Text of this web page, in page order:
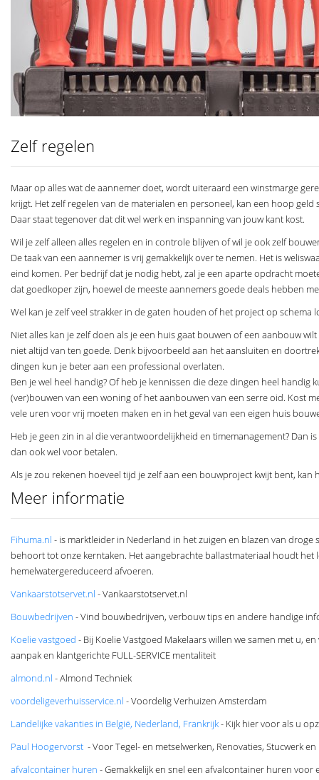
Zelf regelen
Maar op alles wat de aannemer doet, wordt uiteraard een winstmarge
krijgt. Het zelf regelen van de materialen en personeel, kan een hoop geld
Daar staat tegenover dat dit wel werk en inspanning van jouw kant kost.
Wil je zelf alleen alles regelen en in controle blijven of wil je ook zelf
De taak van een aannemer is vrij gemakkelijk over te nemen. Het is
eind komen. Per bedrijf dat je nodig hebt, zal je een aparte opdracht
dat goedkoper zijn, hoewel de meeste aannemers goede deals hebben
Wel kan je zelf veel strakker in de gaten houden of het project op schema
Niet alles kan je zelf doen als je een huis gaat bouwen of een aanbouw
niet altijd van ten goede. Denk bijvoorbeeld aan het aansluiten en
dingen kun je beter aan een professional overlaten.
Ben je wel heel handig? Of heb je kennissen die deze dingen heel
(ver)bouwen van een woning of het aanbouwen van een serre oid. Kost
vele uren voor vrij moeten maken en in het geval van een eigen huis
Heb je geen zin in al die verantwoordelijkheid en timemanagement? Dan
dan ook wel voor betalen.
Als je zou rekenen hoeveel tijd je zelf aan een bouwproject kwijt bent,
Meer informatie
Fihuma.nl - is marktleider in Nederland in het zuigen en blazen van
behoort tot onze kerntaken. Het aangebrachte ballastmateriaal houdt
hemelwatergereduceerd afvoeren.
Vankaarstotservet.nl - Vankaarstotservet.nl
Bouwbedrijven - Vind bouwbedrijven, verbouw tips en andere handige
Koelie vastgoed - Bij Koelie Vastgoed Makelaars willen we samen met u,
aanpak en klantgerichte FULL-SERVICE mentaliteit
almond.nl - Almond Techniek
voordeligeverhuisservice.nl - Voordelig Verhuizen Amsterdam
Landelijke vakanties in België, Nederland, Frankrijk- Kijk hier voor als u
Paul Hoogervorst - Voor Tegel- en metselwerken, Renovaties, Stucwerk
afvalcontainer huren - Gemakkelijk en snel een afvalcontainer huren voor